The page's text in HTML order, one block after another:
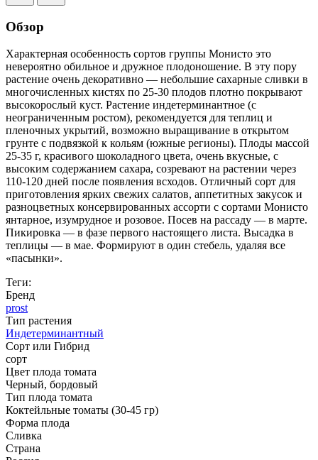
Обзор
Характерная особенность сортов группы Монисто это
невероятно обильное и дружное плодоношение. В эту пору
растение очень декоративно — небольшие сахарные сливки в
многочисленных кистях по 25-30 плодов плотно покрывают
высокорослый куст. Растение индетерминантное (с
неограниченным ростом), рекомендуется для теплиц и
пленочных укрытий, возможно выращивание в открытом
грунте с подвязкой к кольям (южные регионы). Плоды массой
25-35 г, красивого шоколадного цвета, очень вкусные, с
высоким содержанием сахара, созревают на растении через
110-120 дней после появления всходов. Отличный сорт для
приготовления ярких свежих салатов, аппетитных закусок и
разноцветных консервированных ассорти с сортами Монисто
янтарное, изумрудное и розовое. Посев на рассаду — в марте.
Пикировка — в фазе первого настоящего листа. Высадка в
теплицы — в мае. Формируют в один стебель, удаляя все
«пасынки».
Теги:
Бренд
prost
Тип растения
Индетерминантный
Сорт или Гибрид
сорт
Цвет плода томата
Черный, бордовый
Тип плода томата
Коктейльные томаты (30-45 гр)
Форма плода
Сливка
Страна